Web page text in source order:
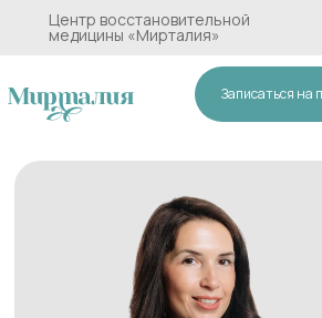
Записаться на
Центр восстановительной
медицины «Мирталия»